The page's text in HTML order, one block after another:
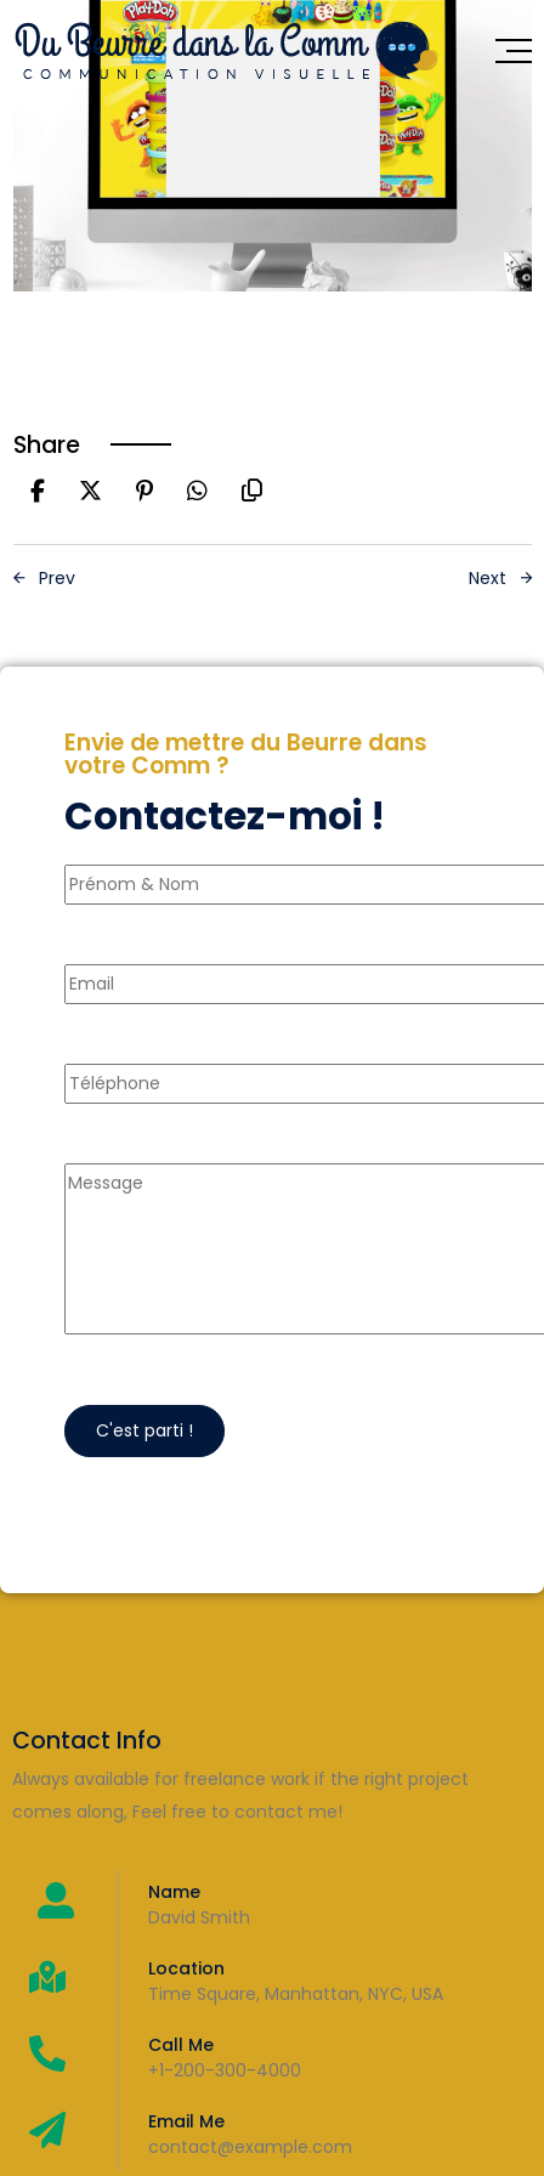
Share
Prev Next
Envie de mettre du Beurre dans
votre Comm ?
Contactez-moi !
Contact Info
Always available for freelance work if the right project
comes along, Feel free to contact me!
Name
David Smith
Location
Time Square, Manhattan, NYC, USA
Call Me
+1-200-300-4000
Email Me
contact@example.com